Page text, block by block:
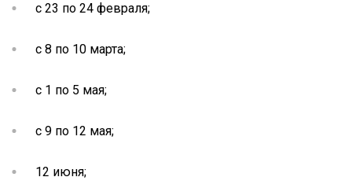
с 23 по 24 февраля;
с 8 по 10 марта;
с 1 по 5 мая;
с 9 по 12 мая;
12 июня;